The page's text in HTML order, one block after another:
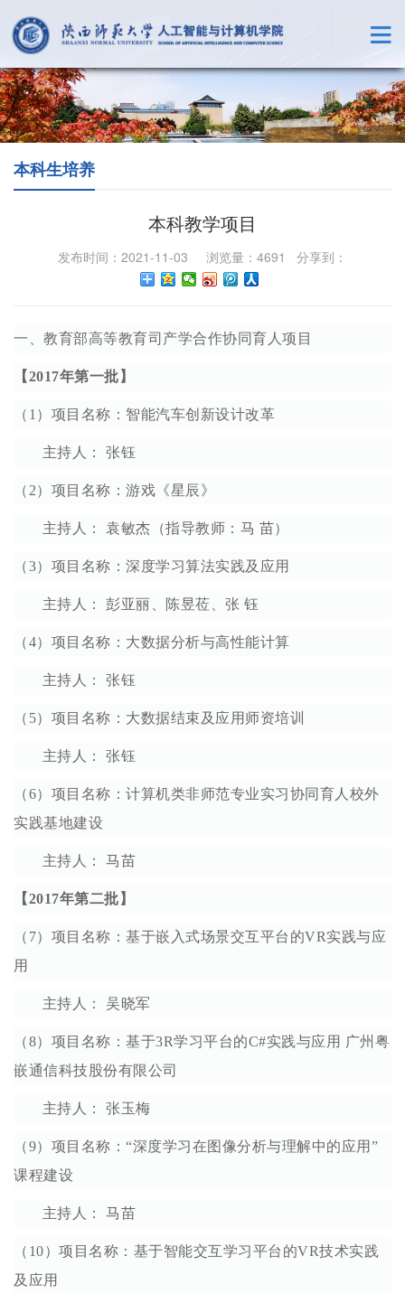
本科生培养
本科教学项目
发布时间：2021-11-03 浏览量： 4691 分享到：
一、教育部高等教育司产学合作协同育人项目
【2017年第一批】
（1）项目名称：智能汽车创新设计改革
主持人： 张钰
（2）项目名称：游戏《星辰》
主持人： 袁敏杰（指导教师：马 苗）
（3）项目名称：深度学习算法实践及应用
主持人： 彭亚丽、陈昱莅、张 钰
（4）项目名称：大数据分析与高性能计算
主持人： 张钰
（5）项目名称：大数据结束及应用师资培训
主持人： 张钰
（6）项目名称：计算机类非师范专业实习协同育人校外
实践基地建设
主持人： 马苗
【2017年第二批】
（7）项目名称：基于嵌入式场景交互平台的VR实践与应
用
主持人： 吴晓军
（8）项目名称：基于3R学习平台的C#实践与应用 广州粤
嵌通信科技股份有限公司
主持人： 张玉梅
（9）项目名称：“深度学习在图像分析与理解中的应用”
课程建设
主持人： 马苗
（10）项目名称：基于智能交互学习平台的VR技术实践
及应用